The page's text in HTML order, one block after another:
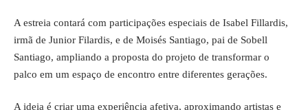
A estreia contará com participações especiais de Isabel Fillardis,
irmã de Junior Filardis, e de Moisés Santiago, pai de Sobell
Santiago, ampliando a proposta do projeto de transformar o
palco em um espaço de encontro entre diferentes gerações.
A ideia é criar uma experiência afetiva, aproximando artistas e